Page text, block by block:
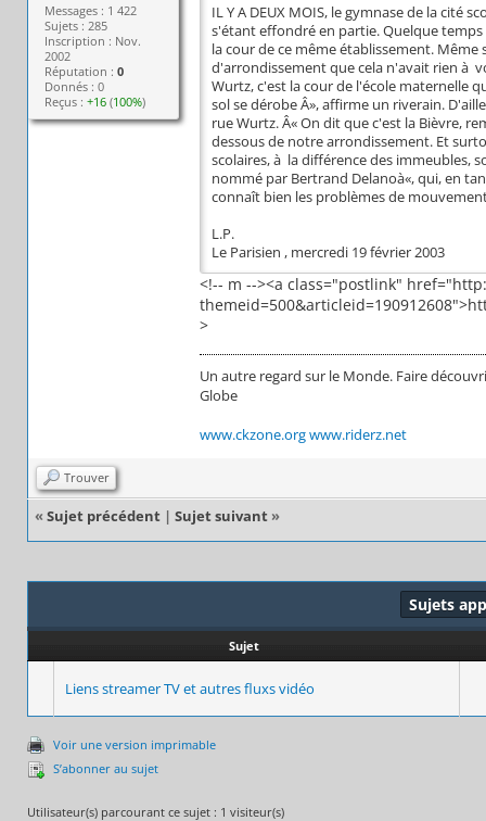
Messages : 1 422
Sujets : 285
Inscription : Nov.
2002
Réputation :0
Donnés : 0
Reçus :+16 (100%)
IL Y A DEUX MOIS, le gymnase de la cité
s'étant effondré en partie. Quelque
la cour de ce même établissement.
d'arrondissement que cela n'avait rien à
Wurtz, c'est la cour de l'école maternelle
sol se dérobe Â», affirme un riverain.
rue Wurtz. Â« On dit que c'est la Bièvre,
dessous de notre arrondissement. Et
scolaires, à la différence des immeubles,
nommé par Bertrand Delanoà«, qui, en
connaît bien les problèmes de
L.P.
Le Parisien , mercredi 19 février 2003
<!-- m --><a class="postlink"
>
Un autre regard sur le Monde. Faire
Globe
www.ckzone.orgwww.riderz.net
Trouver
« Sujet précédent | Sujet suivant »
Sujets
Sujet
Liens streamer TV et autres fluxs vidéo
Voir une version imprimable
S’abonner au sujet
Utilisateur(s) parcourant ce sujet : 1 visiteur(s)